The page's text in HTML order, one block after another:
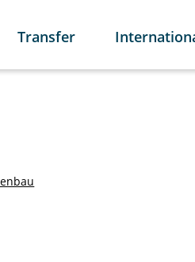
Transfer